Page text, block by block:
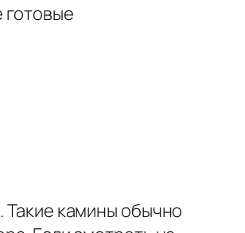
готовые
Такие камины обычно